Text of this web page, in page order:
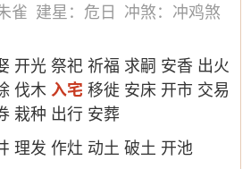
雀 建星：危日
冲煞：冲鸡煞
开光 祭祀 祈福 求嗣 安香 出火
伐木 入宅 移徙 安床 开市 交易
栽种 出行 安葬
理发 作灶 动土 破土 开池